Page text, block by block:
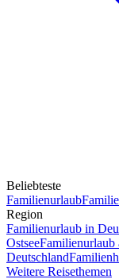
Beliebteste
Familienurlaub
Region
Familienurlaub in
OstseeFamilienurlaub
Deutschland
Weitere Reisethemen